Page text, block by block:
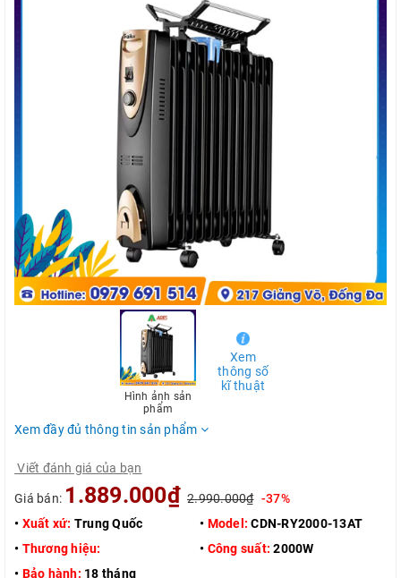
Hình ảnh sản
phẩm
Xem
thông số
kĩ thuật
Xem đầy đủ thông tin sản phẩm
Viết đánh giá của bạn
Giá bán: 1.889.000₫ 2.990.000₫ -37%
• Xuất xứ: Trung Quốc • Model: CDN-RY2000-13AT
• Thương hiệu: • Công suất: 2000W
• Bảo hành: 18 tháng